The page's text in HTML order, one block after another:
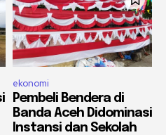
ekonomi
Pembeli Bendera di
Banda Aceh Didominasi
Instansi dan Sekolah